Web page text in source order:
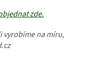
zde.
vyrobíme na míru,